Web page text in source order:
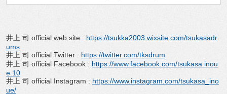
井上 司 official web site : https://tsukka2003.wixsite.com/tsukasadr
ums
井上 司 official Twitter : https://twitter.com/tksdrum
井上 司 official Facebook : https://www.facebook.com/tsukasa.inou
e.10
井上 司 official Instagram : https://www.instagram.com/tsukasa_ino
ue/